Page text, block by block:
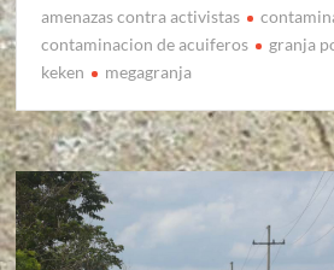
amenazas contra activistas
contaminacion de acuiferos
granja
keken
megagranja